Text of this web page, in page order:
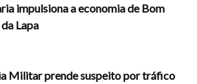
impulsiona a economia de Bom
da Lapa
Militar prende suspeito por tráfico